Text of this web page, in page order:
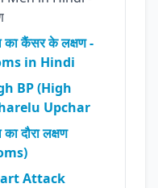
का कैंसर के लक्षण -
in Hindi
BP (High
Upchar
दौरा लक्षण
Attack